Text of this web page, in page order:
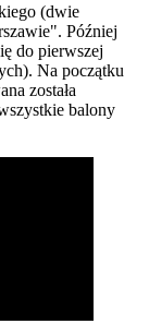
(dwie
Później
do pierwszej
Na początku
została
balony